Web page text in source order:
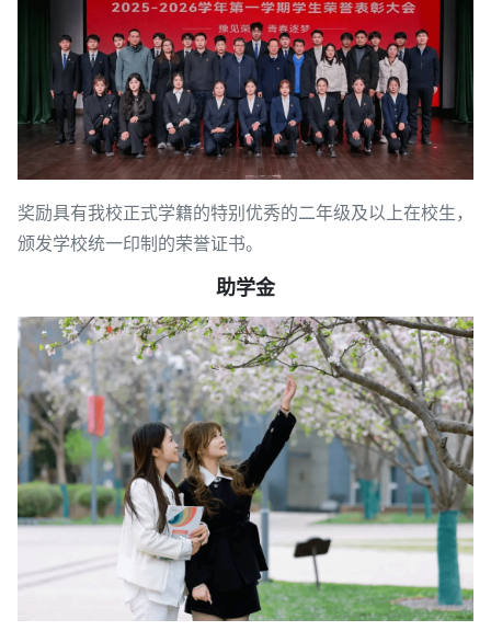
奖励具有我校正式学籍的特别优秀的二年级及以上在校生，
颁发学校统一印制的荣誉证书。
助学金